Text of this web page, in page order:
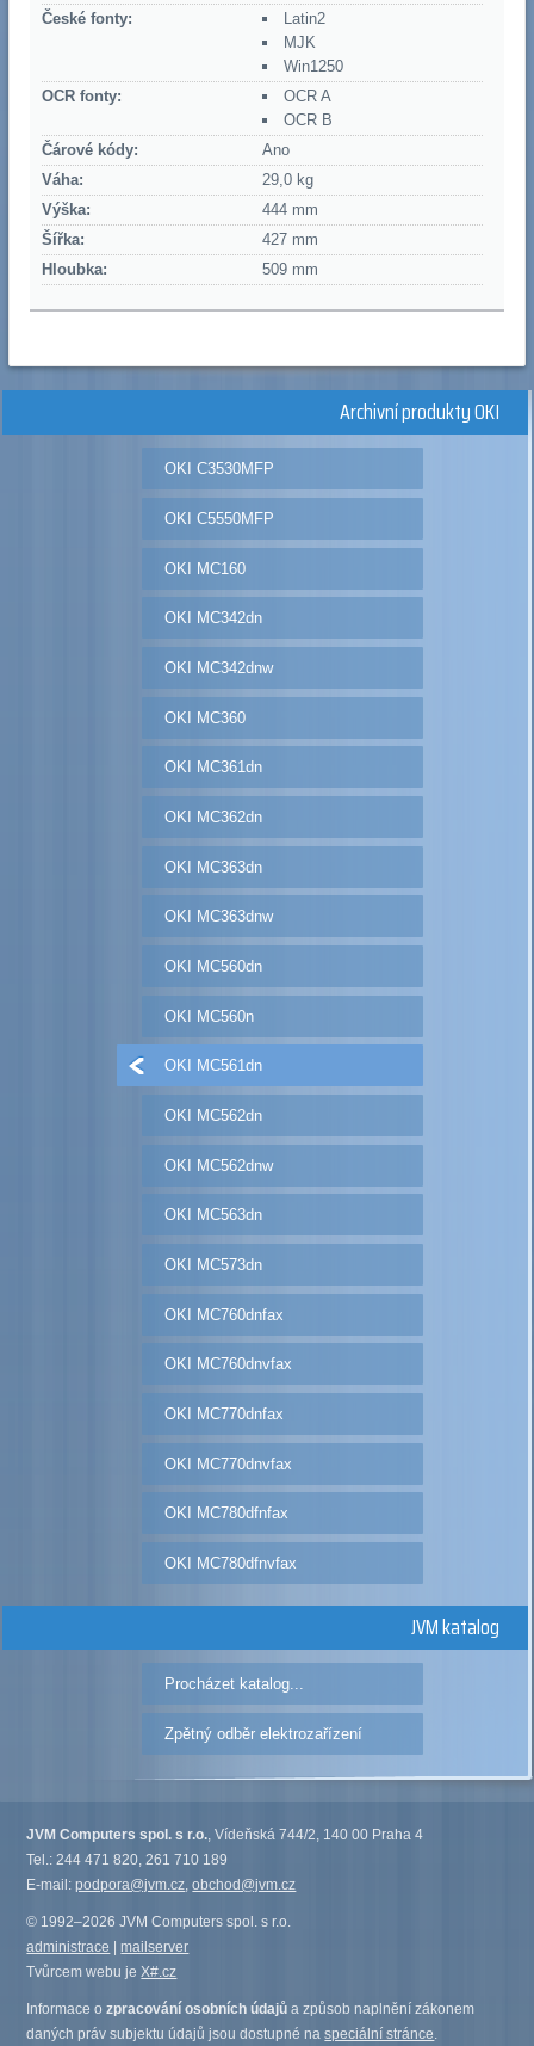
České fonty:
Latin2
MJK
Win1250
OCR fonty:
OCR A
OCR B
Čárové kódy:
Ano
Váha:
29,0 kg
Výška:
444 mm
Šířka:
427 mm
Hloubka:
509 mm
Archivní produkty OKI
OKI C3530MFP
OKI C5550MFP
OKI MC160
OKI MC342dn
OKI MC342dnw
OKI MC360
OKI MC361dn
OKI MC362dn
OKI MC363dn
OKI MC363dnw
OKI MC560dn
OKI MC560n
OKI MC561dn
OKI MC562dn
OKI MC562dnw
OKI MC563dn
OKI MC573dn
OKI MC760dnfax
OKI MC760dnvfax
OKI MC770dnfax
OKI MC770dnvfax
OKI MC780dfnfax
OKI MC780dfnvfax
JVM katalog
Procházet katalog...
Zpětný odběr elektrozařízení
JVM Computers spol. s r.o., Vídeňská 744/2, 140 00 Praha 4
Tel.: 244 471 820, 261 710 189
E-mail:podpora@jvm.cz,obchod@jvm.cz
© 1992–2026 JVM Computers spol. s r.o.
administrace |mailserver
Tvůrcem webu jeX#.cz
Informace ozpracování osobních údajů a způsob naplnění zákonem
daných práv subjektu údajů jsou dostupné naspeciální stránce.